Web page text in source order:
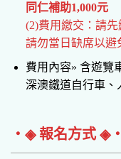
同仁補助1,000元
(2)費用繳交：請
請勿當日缺席以避
費用內容» 含遊覽
深澳鐵道自行車、
‧◈ 報名方式 ◈‧